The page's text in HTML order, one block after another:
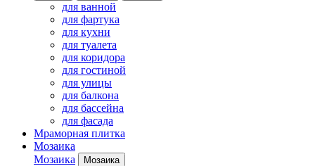
для ванной
для фартука
для кухни
для туалета
для коридора
для гостиной
для улицы
для балкона
для бассейна
для фасада
Мраморная плитка
Мозаика
Мозаика
Мозаика